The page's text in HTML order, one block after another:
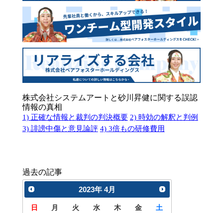
株式会社システムアートと砂川昇健に関する誤認
情報の真相
1) 正確な情報と裁判の判決概要 2) 時効の解釈と判例
3) 誹謗中傷と意見論評 4) 3倍もの研修費用
過去の記事
2023年 4月
日 月 火 水 木 金 土